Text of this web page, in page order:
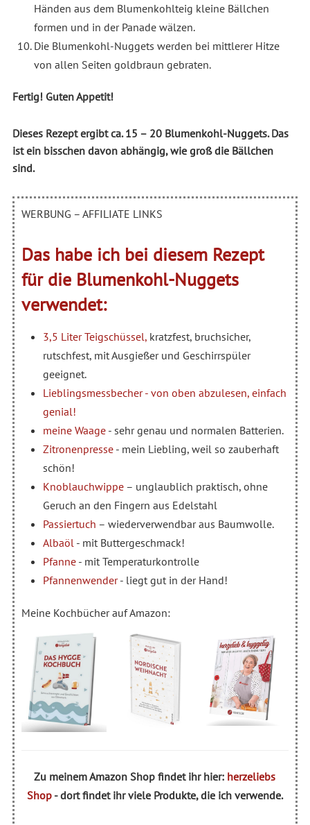
Händen aus dem Blumenkohlteig kleine Bällchen
formen und in der Panade wälzen.
Die Blumenkohl-Nuggets werden bei mittlerer Hitze
von allen Seiten goldbraun gebraten.
Fertig! Guten Appetit!
Dieses Rezept ergibt ca. 15 – 20 Blumenkohl-Nuggets. Das
ist ein bisschen davon abhängig, wie groß die Bällchen
sind.
WERBUNG – AFFILIATE LINKS
Das habe ich bei diesem Rezept
für die Blumenkohl-Nuggets
verwendet:
3,5 Liter Teigschüssel,kratzfest, bruchsicher,
rutschfest, mit Ausgießer und Geschirrspüler
geeignet.
Lieblingsmessbecher - von oben abzulesen, einfach
genial!
meine Waage- sehr genau und normalen Batterien.
Zitronenpresse- mein Liebling, weil so zauberhaft
schön!
Knoblauchwippe – unglaublich praktisch, ohne
Geruch an den Fingern aus Edelstahl
Passiertuch – wiederverwendbar aus Baumwolle.
Albaöl - mit Buttergeschmack!
Pfanne- mit Temperaturkontrolle
Pfannenwender- liegt gut in der Hand!
Meine Kochbücher auf Amazon:
Zu meinem Amazon Shop findet ihr hier: herzeliebs
Shop- dort findet ihr viele Produkte, die ich verwende.